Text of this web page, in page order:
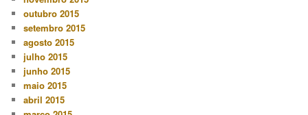
outubro 2015
setembro 2015
agosto 2015
julho 2015
junho 2015
maio 2015
abril 2015